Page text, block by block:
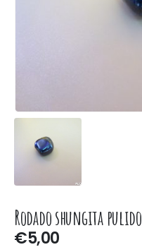
Rodado shungita pulido
€5,00